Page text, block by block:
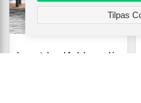
Lænestol med fodskammel i
Tilpas